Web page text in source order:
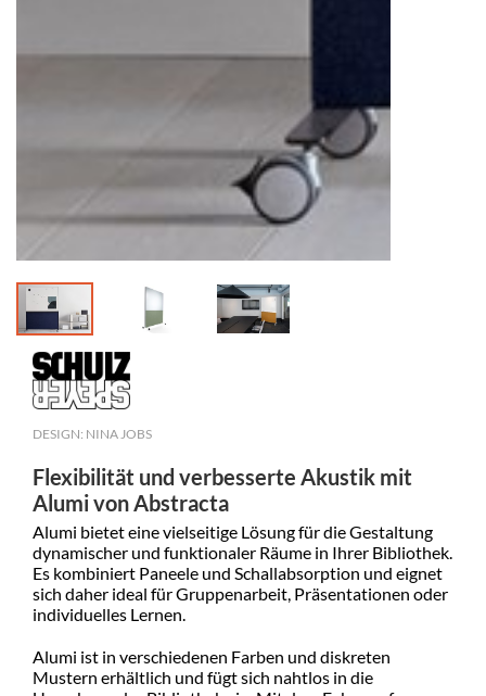
DESIGN: NINA JOBS
Flexibilität und verbesserte Akustik mit
Alumi von Abstracta
Alumi bietet eine vielseitige Lösung für die Gestaltung
dynamischer und funktionaler Räume in Ihrer Bibliothek.
Es kombiniert Paneele und Schallabsorption und eignet
sich daher ideal für Gruppenarbeit, Präsentationen oder
individuelles Lernen.
Alumi ist in verschiedenen Farben und diskreten
Mustern erhältlich und fügt sich nahtlos in die